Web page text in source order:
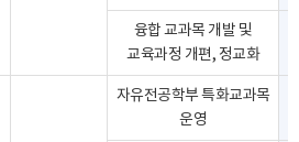
융합 교과목 개발 및
교육과정 개편, 정교화
자유전공학부 특화교과목
운영